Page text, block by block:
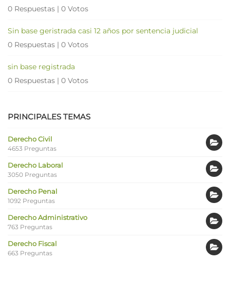
0 Respuestas | 0 Votos
Sin base geristrada casi 12 años por sentencia judicial
0 Respuestas | 0 Votos
sin base registrada
0 Respuestas | 0 Votos
PRINCIPALES TEMAS
Derecho Civil
4653 Preguntas
Derecho Laboral
3050 Preguntas
Derecho Penal
1092 Preguntas
Derecho Administrativo
763 Preguntas
Derecho Fiscal
663 Preguntas